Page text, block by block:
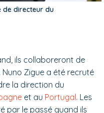
de directeur du
ils collaboreront de
. Nuno Zigue a été recruté
la direction du
et au Portugal. Les
par le passé quand ils